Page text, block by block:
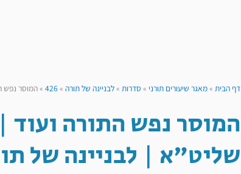
דף הבית »מאגר שיעורים תורני » סדרות »לבניינה של תורה »
426
»המוסר נפש
המוסר נפש התורה ועוד
שליט"א | לבניינה של